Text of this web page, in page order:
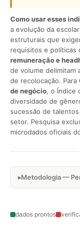
Como usar esses
a evolução da
estruturais que
requisitos e políticas
remuneração e
de volume delimitam
de recolocação. Para
de negócio, o Índice
diversidade de
sucessão de
setor. Pesquisa
microdados oficiais
Metodologia —
dados prontos